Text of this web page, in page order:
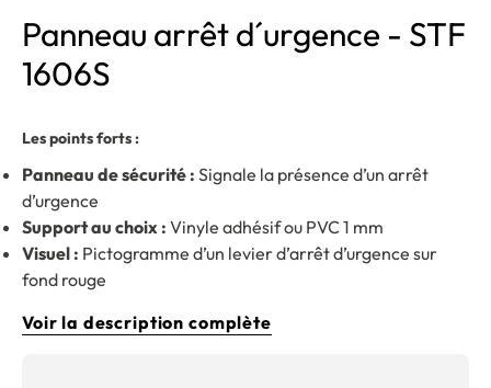
Panneau arrêt d´urgence - STF
1606S
Les points forts :
Panneau de sécurité : Signale la présence d’un arrêt
d’urgence
Support au choix : Vinyle adhésif ou PVC 1 mm
Visuel : Pictogramme d’un levier d’arrêt d’urgence sur
fond rouge
Voir la description complète